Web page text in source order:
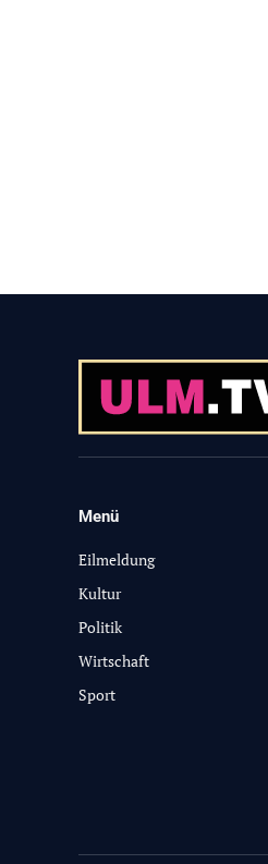
Menü
Eilmeldung
Kultur
Politik
Wirtschaft
Sport